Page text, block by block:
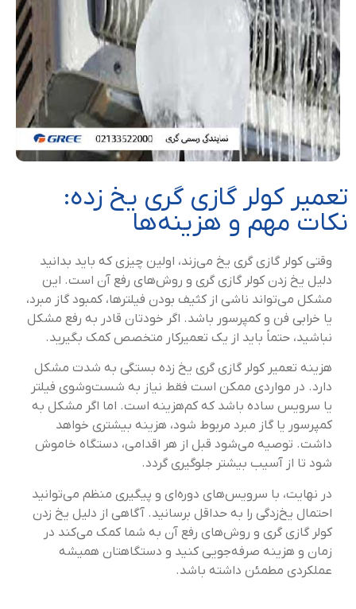
تعمیر کولر گازی گری یخ زده:
نکات مهم و هزینه‌ها
وقتی کولر گازی گری یخ می‌زند، اولین چیزی که باید بدانید
دلیل یخ زدن کولر گازی گری و روش‌های رفع آن است. این
مشکل می‌تواند ناشی از کثیف بودن فیلترها، کمبود گاز مبرد،
یا خرابی فن و کمپرسور باشد. اگر خودتان قادر به رفع مشکل
نباشید، حتماً باید از یک تعمیرکار متخصص کمک بگیرید.
هزینه تعمیر کولر گازی گری یخ زده بستگی به شدت مشکل
دارد. در مواردی ممکن است فقط نیاز به شست‌وشوی فیلتر
یا سرویس ساده باشد که کم‌هزینه است. اما اگر مشکل به
کمپرسور یا گاز مبرد مربوط شود، هزینه بیشتری خواهد
داشت. توصیه می‌شود قبل از هر اقدامی، دستگاه خاموش
شود تا از آسیب بیشتر جلوگیری گردد.
در نهایت، با سرویس‌های دوره‌ای و پیگیری منظم می‌توانید
احتمال یخ‌زدگی را به حداقل برسانید. آگاهی از دلیل یخ زدن
کولر گازی گری و روش‌های رفع آن به شما کمک می‌کند در
زمان و هزینه صرفه‌جویی کنید و دستگاهتان همیشه
عملکردی مطمئن داشته باشد.